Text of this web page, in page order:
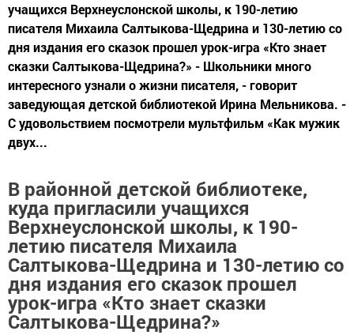
учащихся Верхнеуслонской школы, к 190-летию
писателя Михаила Салтыкова-Щедрина и 130-летию со
дня издания его сказок прошел урок-игра «Кто знает
сказки Салтыкова-Щедрина?» - Школьники много
интересного узнали о жизни писателя, - говорит
заведующая детской библиотекой Ирина Мельникова. -
С удовольствием посмотрели мультфильм «Как мужик
двух...
В районной детской библиотеке,
куда пригласили учащихся
Верхнеуслонской школы, к 190-
летию писателя Михаила
Салтыкова-Щедрина и 130-летию со
дня издания его сказок прошел
урок-игра «Кто знает сказки
Салтыкова-Щедрина?»